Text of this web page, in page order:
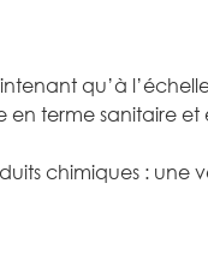
qu’à
terme sanitaire
chimiques : une